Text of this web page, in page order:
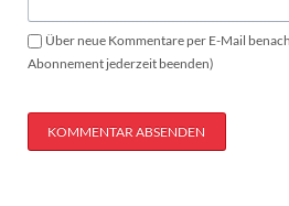
Über neue Kommentare per E-Mail
Abonnement jederzeit beenden)
KOMMENTAR ABSENDEN